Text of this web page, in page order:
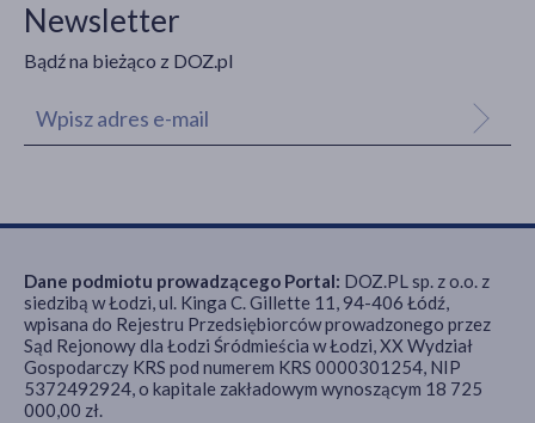
Newsletter
Bądź na bieżąco z DOZ.pl
Dane podmiotu prowadzącego Portal: DOZ.PL sp. z o.o. z
siedzibą w Łodzi, ul. Kinga C. Gillette 11, 94-406 Łódź,
wpisana do Rejestru Przedsiębiorców prowadzonego przez
Sąd Rejonowy dla Łodzi Śródmieścia w Łodzi, XX Wydział
Gospodarczy KRS pod numerem KRS 0000301254, NIP
5372492924, o kapitale zakładowym wynoszącym 18 725
000,00 zł.